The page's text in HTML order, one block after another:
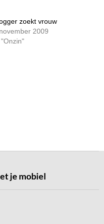
zoekt vrouw
2009
je mobiel